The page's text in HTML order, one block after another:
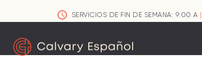
SERVICIOS DE FIN DE SEMANA: 9:00 A |